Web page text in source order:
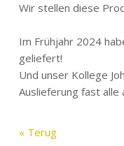
Wir stellen diese
Im Frühjahr 2024
geliefert!
Und unser Kollege
Auslieferung fast
« Terug